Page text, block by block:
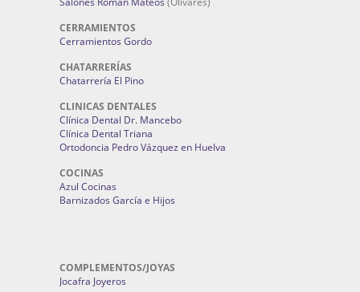
CERRAMIENTOS
Cerramientos Gordo
CHATARRERÍAS
Chatarrería El Pino
CLINICAS DENTALES
Clínica Dental Dr. Mancebo
Clínica Dental Triana
Ortodoncia Pedro Vázquez en Huelva
COCINAS
Azul Cocinas
Barnizados García e Hijos
COMPLEMENTOS/JOYAS
Jocafra Joyeros